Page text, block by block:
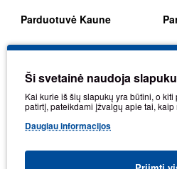
Parduotuvė Kaune
Stulginskio g. 41G, LT-
+370 602 25225
kaunas@balticdiag.eu
val.
Ši svetainė naudoja
Kai kurie iš šių slapukų yra būtini, o
patirtį, pateikdami įžvalgų apie tai,
Daugiau informacijos